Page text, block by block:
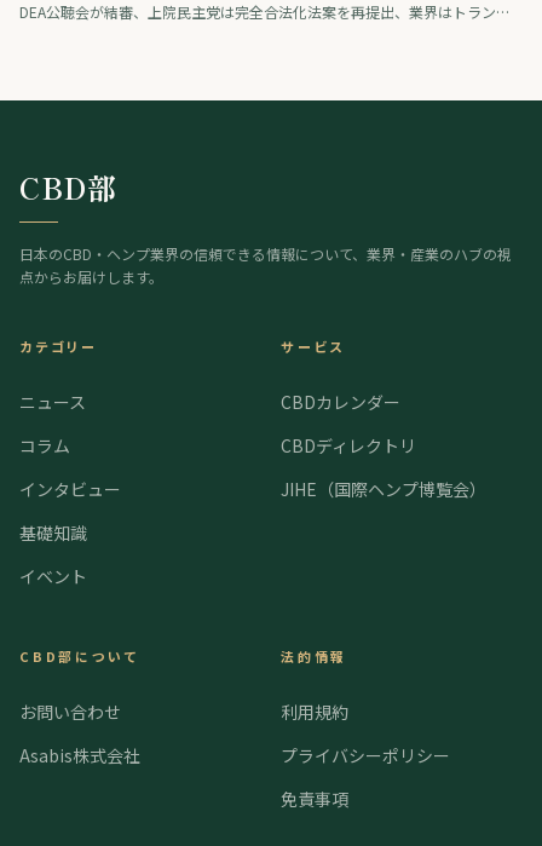
DEA公聴会が結審、上院民主党は完全合法化法案を再提出、業界はトランプ
の医療大麻市場が動き出した。
CBD部
日本のCBD・ヘンプ業界の信頼できる情報について、業界・産業のハブの視
点からお届けします。
カテゴリー
ニュース
コラム
インタビュー
基礎知識
イベント
サービス
CBDカレンダー
CBDディレクトリ
JIHE（国際ヘンプ博覧会）
CBD部について
お問い合わせ
Asabis株式会社
法的情報
利用規約
プライバシーポリシー
免責事項